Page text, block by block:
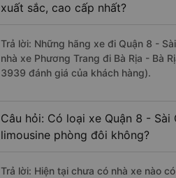
xuất sắc, cao cấp nhất?
Trả lời: Những hãng xe đi Quận 8 -
nhà xe Phương Trang đi Bà Rịa - Bà
3939 đánh giá của khách hàng).
Câu hỏi: Có loại xe Quận 8 - Sài
limousine phòng đôi không?
Trả lời: Hiện tại chưa có nhà xe nào